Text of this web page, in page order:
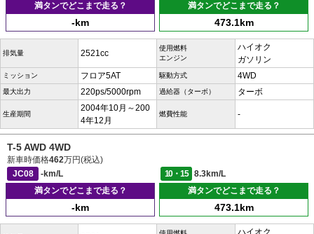
満タンでどこまで走る？
-km
満タンでどこまで走る？
473.1km
排気量 2521cc
使用燃料
エンジン
ハイオク
ガソリン
ミッション フロア5AT 駆動方式 4WD
最大出力 220ps/5000rpm 過給器（ターボ） ターボ
生産期間
2004年10月～200
4年12月
燃費性能 -
T-5 AWD 4WD
新車時価格462万円(税込)
JC08
-km/L 10・15
8.3km/L
満タンでどこまで走る？
-km
満タンでどこまで走る？
473.1km